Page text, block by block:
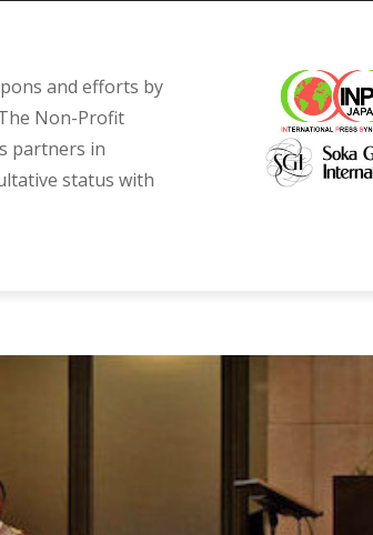
and efforts by
Non-Profit
partners in
status with